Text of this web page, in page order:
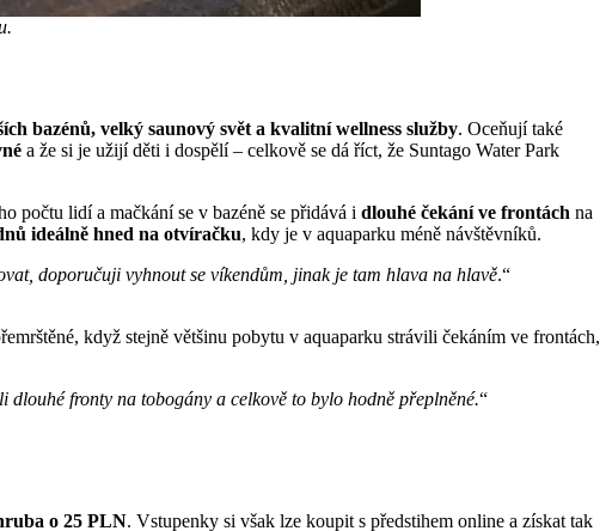
bazénů, velký saunový svět a kvalitní wellness služby. Oceňují také
a že si je užijí děti i dospělí – celkově se dá říct, že Suntago Water Park
počtu lidí a mačkání se v bazéně se přidává i dlouhé čekání ve frontách na
ideálně hned na otvíračku, kdy je v aquaparku méně návštěvníků.
doporučuji vyhnout se víkendům, jinak je tam hlava na hlavě.“
když stejně většinu pobytu v aquaparku strávili čekáním ve frontách,
fronty na tobogány a celkově to bylo hodně přeplněné.“
o 25 PLN. Vstupenky si však lze koupit s předstihem online a získat tak